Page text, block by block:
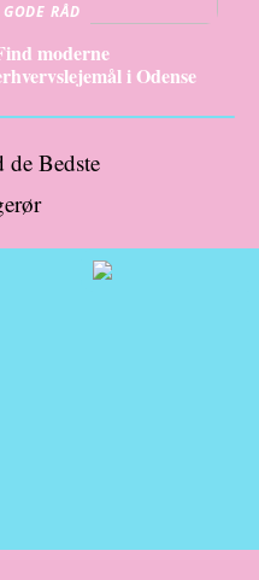
GODE RÅD
moderne
i Odense
de Bedste